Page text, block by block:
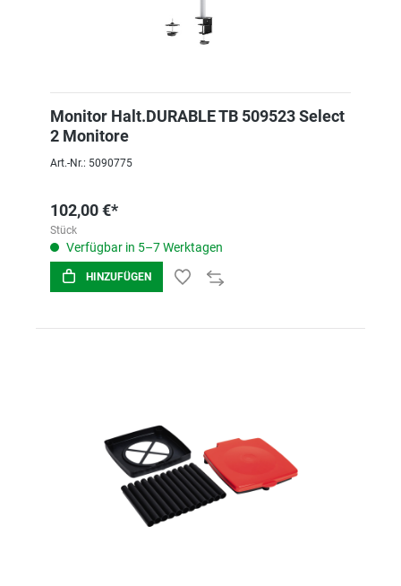
Monitor Halt.DURABLE TB 509523 Select
2 Monitore
Art.-Nr.: 5090775
102,00 €*
Stück
Verfügbar in 5–7 Werktagen
HINZUFÜGEN